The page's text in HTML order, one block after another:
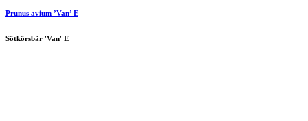
Prunus avium ’Van’ E
Sötkörsbär 'Van' E